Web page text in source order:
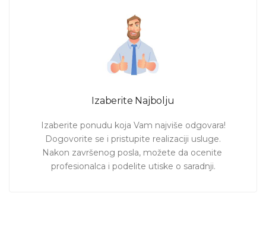
Izaberite Najbolju
Izaberite ponudu koja Vam najviše odgovara!
Dogovorite se i pristupite realizaciji usluge.
Nakon završenog posla, možete da ocenite
profesionalca i podelite utiske o saradnji.